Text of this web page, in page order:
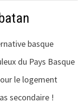
basque
du Pays Basque
le logement
secondaire !